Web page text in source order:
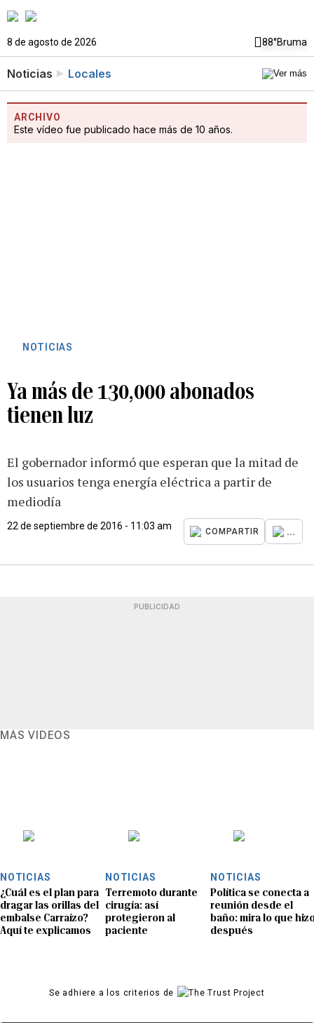
8 de agosto de 2026 88°Bruma
Noticias Locales
ARCHIVO
Este vídeo fue publicado hace más de 10 años.
NOTICIAS
Ya más de 130,000 abonados
tienen luz
El gobernador informó que esperan que la mitad de
los usuarios tenga energía eléctrica a partir de
mediodía
22 de septiembre de 2016 - 11:03 am
COMPARTIR ...
PUBLICIDAD
MÁS VIDEOS
NOTICIAS
¿Cuál es el plan para
dragar las orillas del
embalse Carraízo?
Aquí te explicamos
NOTICIAS
Terremoto durante
cirugía: así
protegieron al
paciente
NOTICIAS
Política se conecta a
reunión desde el
baño: mira lo que
después
Se adhiere a los criterios de